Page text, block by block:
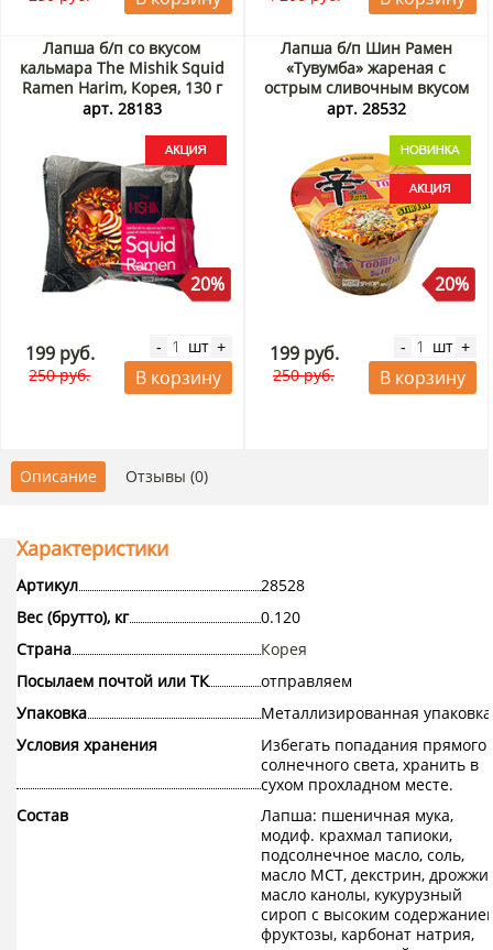
Лапша б/п со вкусом
кальмара The Mishik Squid
Ramen Harim, Корея, 130 г
Акция
арт. 28183
20%
199 руб.
250 руб.
- шт +
В корзину
Лапша б/п Шин Рамен
«Тувумба» жареная с
острым сливочным вкусом
(Shin Ramyun Stir Fry
113 г Акция
арт. 28532
20%
199 руб.
250 руб.
- шт +
В корзину
Описание Отзывы (0)
Характеристики
Артикул
28528
Вес (брутто), кг
0.120
Страна
Корея
Посылаем почтой или ТК
отправляем
Упаковка
Металлизированная
Условия хранения
Избегать попадания прямого
солнечного света, хранить в
сухом прохладном месте.
Состав
Лапша: пшеничная мука,
модиф. крахмал тапиоки,
подсолнечное масло, соль,
масло МСТ, декстрин, дрожжи,
масло канолы, кукурузный
сироп с высоким
фруктозы, карбонат натрия,